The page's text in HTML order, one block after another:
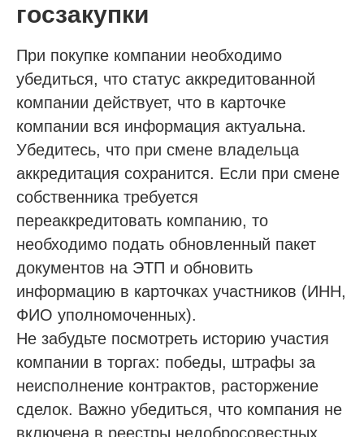
госзакупки
При покупке компании необходимо
убедиться, что статус аккредитованной
компании действует, что в карточке
компании вся информация актуальна.
Убедитесь, что при смене владельца
аккредитация сохранится. Если при смене
собственника требуется
переаккредитовать компанию, то
необходимо подать обновленный пакет
документов на ЭТП и обновить
информацию в карточках участников (ИНН,
ФИО уполномоченных).
Не забудьте посмотреть историю участия
компании в торгах: победы, штрафы за
неисполнение контрактов, расторжение
сделок. Важно убедиться, что компания не
включена в реестры недобросовестных